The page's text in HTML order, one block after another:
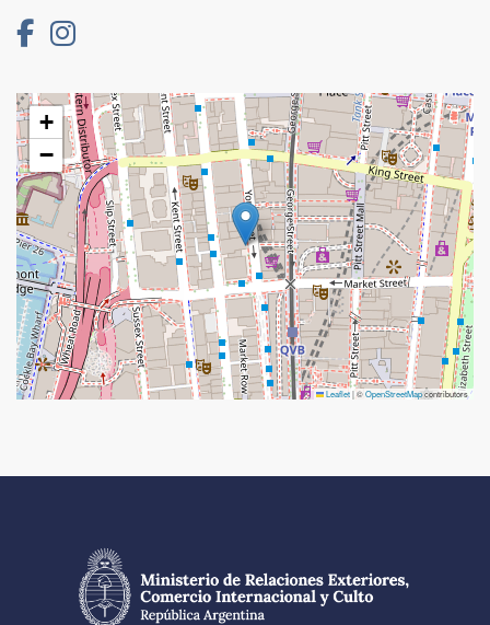
+
−
Leaflet|©OpenStreetMapcontributors